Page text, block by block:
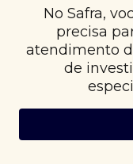
No Safra,
precisa
atendimento
de